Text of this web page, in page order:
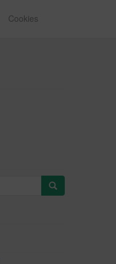
Cookies
te